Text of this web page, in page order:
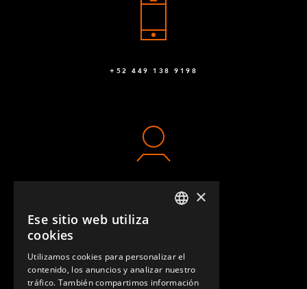
+52 449 138 9198
CONTACTO ×
Ese sitio web utiliza
cookies
Utilizamos cookies para personalizar el
contenido, los anuncios y analizar nuestro
tráfico. También compartimos información